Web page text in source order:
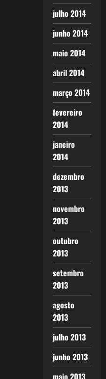
julho 2014
junho 2014
maio 2014
abril 2014
março 2014
fevereiro
2014
janeiro
2014
dezembro
2013
novembro
2013
outubro
2013
setembro
2013
agosto
2013
julho 2013
junho 2013
maio 2013